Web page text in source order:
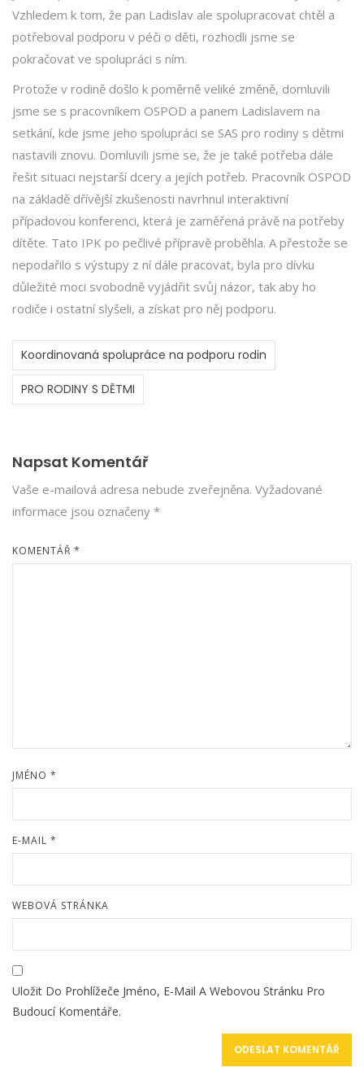
Vzhledem k tom, že pan Ladislav ale spolupracovat chtěl a
potřeboval podporu v péči o děti, rozhodli jsme se
pokračovat ve spolupráci s ním.
Protože v rodině došlo k poměrně veliké změně, domluvili
jsme se s pracovníkem OSPOD a panem Ladislavem na
setkání, kde jsme jeho spolupráci se SAS pro rodiny s dětmi
nastavili znovu. Domluvili jsme se, že je také potřeba dále
řešit situaci nejstarší dcery a jejích potřeb. Pracovník OSPOD
na základě dřívější zkušenosti navrhnul interaktivní
případovou konferenci, která je zaměřená právě na potřeby
dítěte. Tato IPK po pečlivé přípravě proběhla. A přestože se
nepodařilo s výstupy z ní dále pracovat, byla pro dívku
důležité moci svobodně vyjádřit svůj názor, tak aby ho
rodiče i ostatní slyšeli, a získat pro něj podporu.
Koordinovaná spolupráce na podporu rodin
PRO RODINY S DĚTMI
Napsat Komentář
Vaše e-mailová adresa nebude zveřejněna. Vyžadované
informace jsou označeny *
KOMENTÁŘ *
JMÉNO *
E-MAIL *
WEBOVÁ STRÁNKA
Uložit Do Prohlížeče Jméno, E-Mail A Webovou Stránku Pro
Budoucí Komentáře.